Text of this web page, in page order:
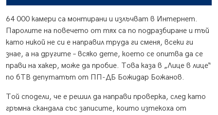
64 000 камери са монтирани и излъчват в Интернет.
Паролите на повечето от тях са по подразбиране и тъй
като никой не си е направил труда ги сменя, всеки ги
знае, а на другите – всяко дете, което се опитва да се
прави на хакер, може да пробие. Това каза в „Лице в лице“
по бТВ депутатът от ПП-ДБ Божидар Божанов.
Той сподели, че е решил да направи проверка, след като
гръмна скандала със записите, които изтекоха от